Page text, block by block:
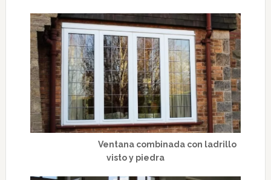
Ventana combinada con ladrillo
visto y piedra